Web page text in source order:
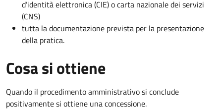
d’identità elettronica (CIE) o carta nazionale dei servizi
(CNS)
tutta la documentazione prevista per la presentazione
della pratica.
Cosa si ottiene
Quando il procedimento amministrativo si conclude
positivamente si ottiene una concessione.